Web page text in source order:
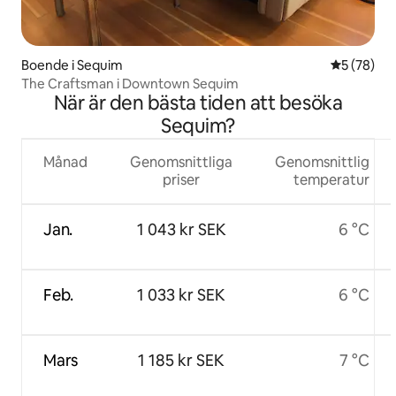
Boende i Sequim 5 av 5 i
5 (78)
The Craftsman i Downtown Sequim
När är den bästa tiden att besöka
Sequim?
Månad
Jan.
Feb.
Mars
Genomsnittliga
priser
1 043 kr SEK
1 033 kr SEK
1 185 kr SEK
Genomsnittlig
temperatur
6 °C
6 °C
7 °C